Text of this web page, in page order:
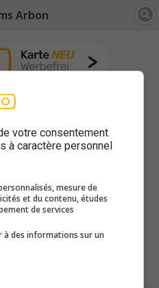
Arbon
votre consentement
à caractère personnel
mesure de
et du contenu, études
de services
des informations sur un